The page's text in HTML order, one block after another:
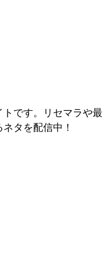
です。リセマラや最
タを配信中！